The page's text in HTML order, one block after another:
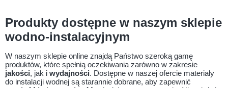
Produkty dostępne w naszym sklepie
wodno-instalacyjnym
W naszym sklepie online znajdą Państwo szeroką gamę
produktów, które spełnią oczekiwania zarówno w zakresie
jakości, jak i wydajności. Dostępne w naszej ofercie materiały
do instalacji wodnej są starannie dobrane, aby zapewnić